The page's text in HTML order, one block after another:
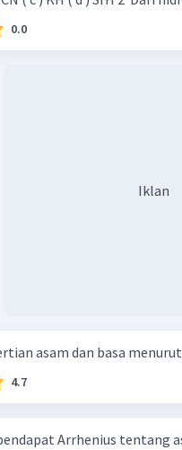
0.0
Iklan
asam dan basa
4.7
Arrhenius tentang